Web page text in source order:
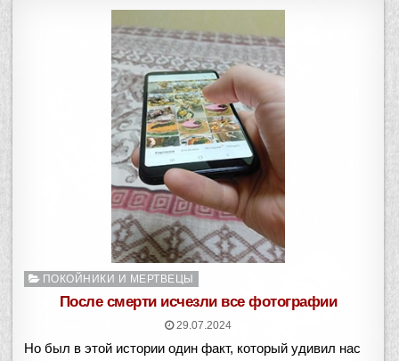
Опубликовано
ПОКОЙНИКИ И МЕРТВЕЦЫ
После смерти исчезли все фотографии
29.07.2024
Но был в этой истории один факт, который удивил нас